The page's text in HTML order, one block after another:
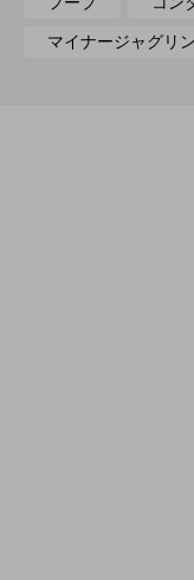
マイナージャグリ